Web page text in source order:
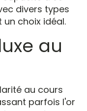
divers types
choix idéal.
au
au cours
parfois l'or